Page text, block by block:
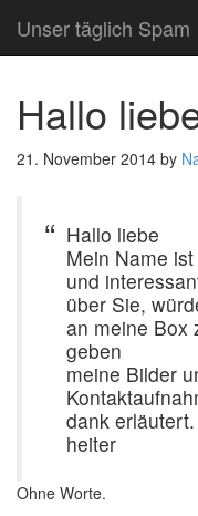
Unser täglich Spam
Hallo
21. November 2014 by
Hallo liebe
Mein Name
und
über Sie,
an meine Box
geben
meine Bilder
dank erläutert.
heiter
Ohne Worte.